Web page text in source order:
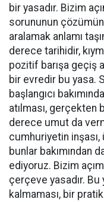
bir yasadır. Bizim
sorununun
aralamak anlamı
derece tarihidir,
pozitif barışa geçiş
bir evredir bu yasa.
başlangıcı
atılması,
derece umut da
cumhuriyetin
bunlar bakımından
ediyoruz. Bizim
çerçeve yasadır. Bu
kalmaması, bir pratik